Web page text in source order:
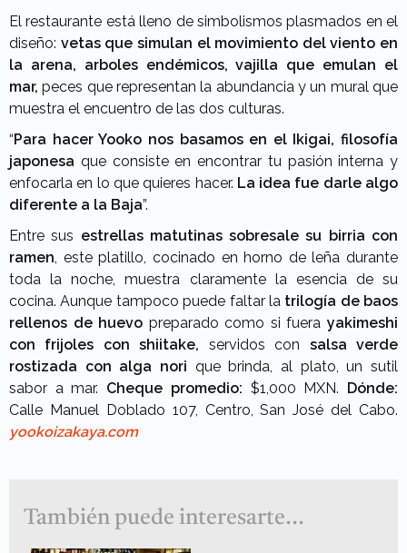
El restaurante está lleno de simbolismos plasmados en el
diseño: vetas que simulan el movimiento del viento en
la arena, arboles endémicos, vajilla que emulan el
mar, peces que representan la abundancia y un mural que
muestra el encuentro de las dos culturas.
“Para hacer Yooko nos basamos en el Ikigai, filosofía
japonesa que consiste en encontrar tu pasión interna y
enfocarla en lo que quieres hacer. La idea fue darle algo
diferente a la Baja”.
Entre sus estrellas matutinas sobresale su birria con
ramen , este platillo, cocinado en horno de leña durante
toda la noche, muestra claramente la esencia de su
cocina. Aunque tampoco puede faltar la trilogía de baos
rellenos de huevo preparado como si fuera yakimeshi
con frijoles con shiitake, servidos con salsa verde
rostizada con alga nori que brinda, al plato, un sutil
sabor a mar. Cheque promedio: $1,000 MXN. Dónde:
Calle Manuel Doblado 107, Centro, San José del Cabo.
yookoizakaya.com
También puede interesarte...